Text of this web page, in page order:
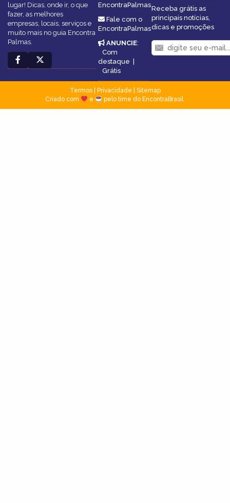
lugar! Dicas, onde ir, o que
fazer, as melhores
empresas, locais, serviços e
muito mais no guia Encontra
Palmas.
EncontraPalmas
Fale com o
EncontraPalmas
ANUNCIE:
Com
destaque |
Grátis
Receba grátis as
principais notícias,
dicas e promoções
Termos| Privacidade
Sitemap
Criado com
e pelo time do EncontraBrasil